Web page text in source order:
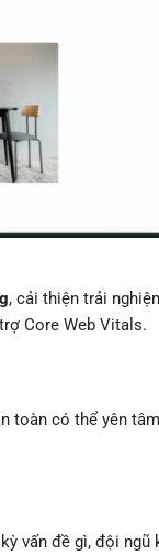
, cải thiện trải
Core Web Vitals.
toàn có thể yên
vấn đề gì, đội ngũ